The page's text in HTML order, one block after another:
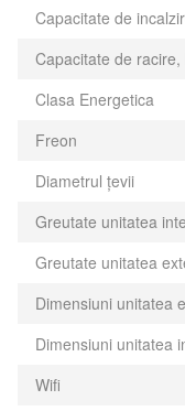
Capacitate de
Capacitate de racire,
Clasa Energetica
Freon
Diametrul țevii
Greutate unitatea
Greutate unitatea
Dimensiuni unitatea
Dimensiuni unitatea
Wifi